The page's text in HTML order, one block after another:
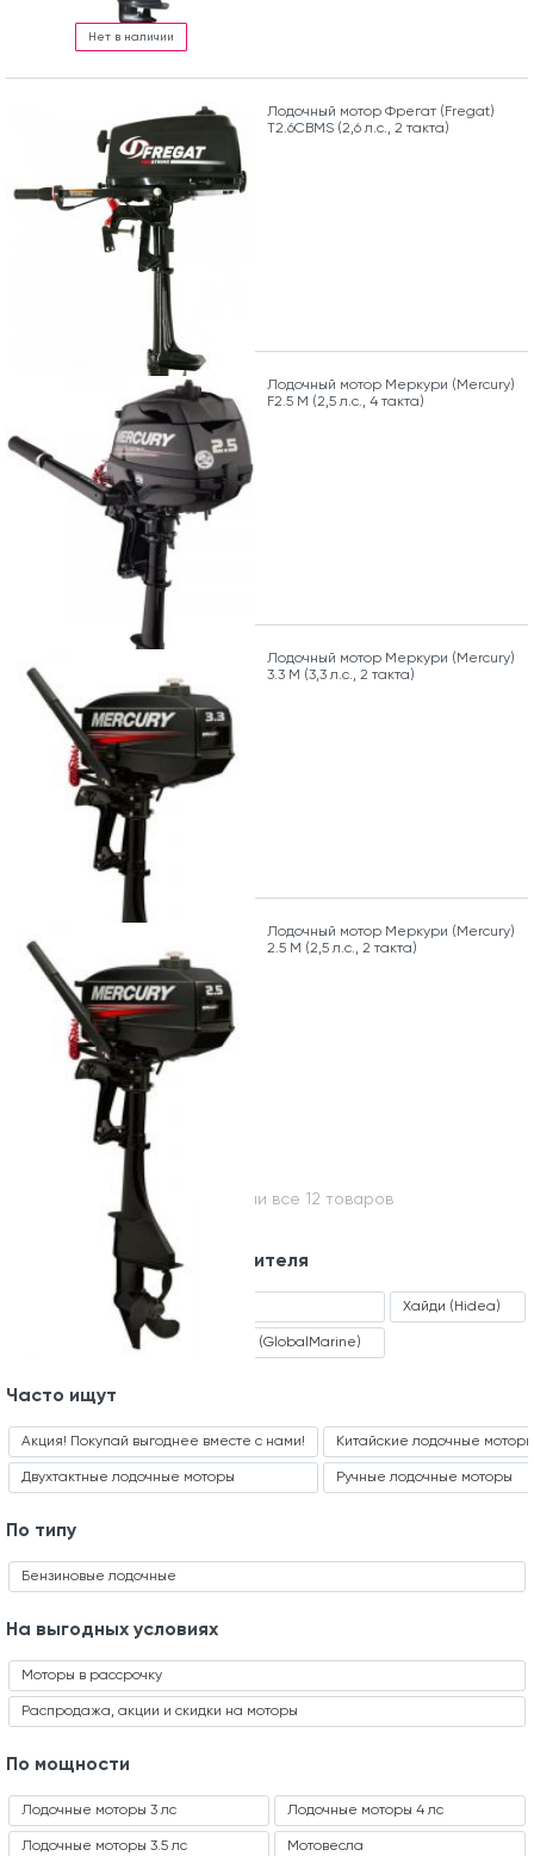
Нет в наличии
Лодочный мотор Фрегат (Fregat)
T2.6CBMS (2,6 л.с., 2 такта)
Лодочный мотор Меркури (Mercury)
F2.5 M (2,5 л.с., 4 такта)
Лодочный мотор Меркури (Mercury)
3.3 M (3,3 л.с., 2 такта)
Лодочный мотор Меркури (Mercury)
2.5 M (2,5 л.с., 2 такта)
Вы посмотрели все 12 товаров
Модельный ряд производителя
ALFFA (Альфа) Sea Pro
ГлобалМарин (GlobalMarine)
Хайди (Hidea)
Часто ищут
Акция! Покупай выгоднее вместе с нами!
Двухтактные лодочные моторы
Китайские лодочные моторы
Ручные лодочные моторы
По типу
Бензиновые лодочные
На выгодных условиях
Моторы в рассрочку
Распродажа, акции и скидки на моторы
По мощности
Лодочные моторы 3 лс
Лодочные моторы 3.5 лс
Лодочные моторы 4 лс
Мотовесла